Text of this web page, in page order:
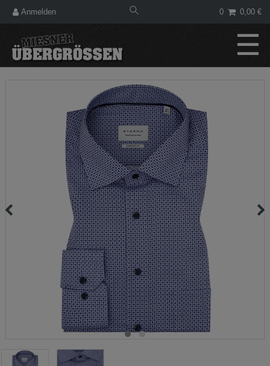
Anmelden 0 0,00 €
☰